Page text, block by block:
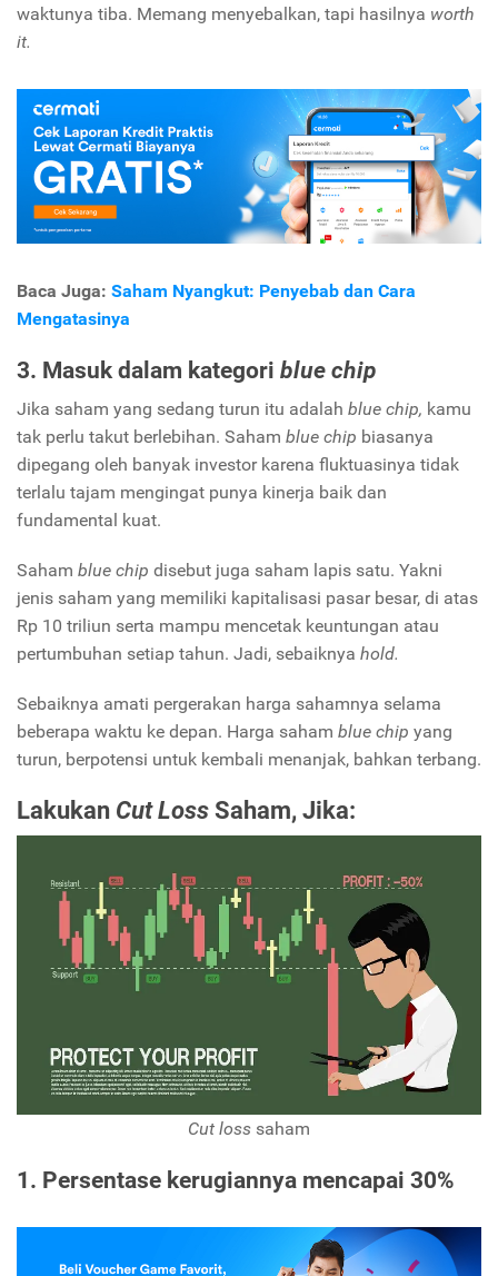
waktunya tiba. Memang menyebalkan, tapi hasilnya worth
it.
Baca Juga: Saham Nyangkut: Penyebab dan Cara
Mengatasinya
3. Masuk dalam kategori blue chip
Jika saham yang sedang turun itu adalah blue chip, kamu
tak perlu takut berlebihan. Saham blue chip biasanya
dipegang oleh banyak investor karena fluktuasinya tidak
terlalu tajam mengingat punya kinerja baik dan
fundamental kuat.
Saham blue chip disebut juga saham lapis satu. Yakni
jenis saham yang memiliki kapitalisasi pasar besar, di atas
Rp 10 triliun serta mampu mencetak keuntungan atau
pertumbuhan setiap tahun. Jadi, sebaiknya hold.
Sebaiknya amati pergerakan harga sahamnya selama
beberapa waktu ke depan. Harga saham blue chip yang
turun, berpotensi untuk kembali menanjak, bahkan terbang.
Lakukan Cut LossSaham, Jika:
Cut loss saham
1. Persentase kerugiannya mencapai 30%